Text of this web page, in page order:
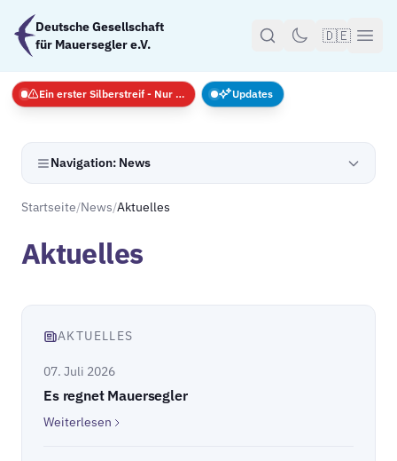
Zum Hauptinhalt springen
Deutsche Gesellschaft
für Mauersegler e.V.
🇩🇪
Navigation: News
Startseite/News/Aktuelles
Aktuelles
AKTUELLES
07. Juli 2026
Es regnet Mauersegler
Weiterlesen
Ein erster Silberstreif - Nur Notfälle Updates